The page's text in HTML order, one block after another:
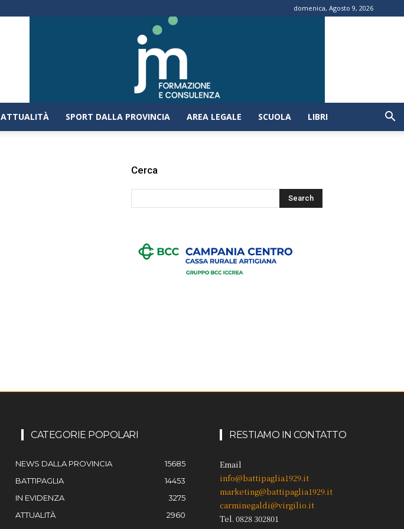
domenica, Agosto 9, 2026
ATTUALITÀ SPORT DALLA PROVINCIA AREA LEGALE SCUOLA LIBRI
Cerca
CATEGORIE POPOLARI
NEWS DALLA PROVINCIA
15685
BATTIPAGLIA
14453
IN EVIDENZA
3275
ATTUALITÀ
2960
RESTIAMO IN CONTATTO
Email
info@battipaglia1929.it
marketing@battipaglia1929.it
carminegaldi@virgilio.it
Tel. 0828 302801